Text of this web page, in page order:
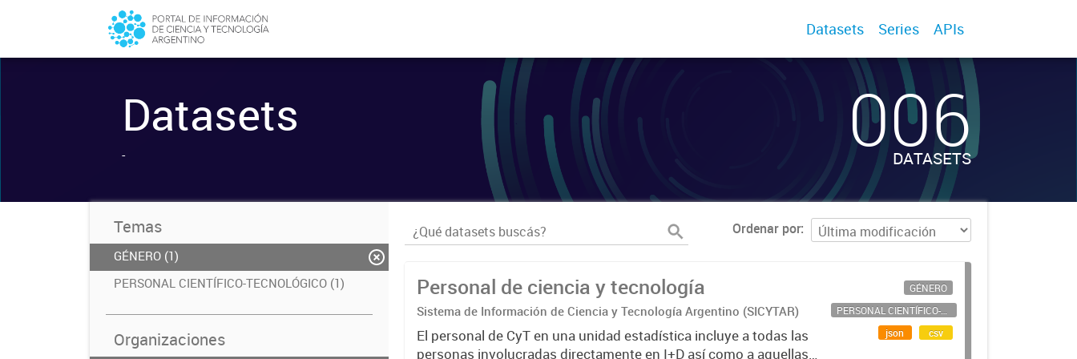
Datasets Series APIs
Datasets
- 006
DATASETS
Temas
GÉNERO (1)
PERSONAL CIENTÍFICO-TECNOLÓGICO (1)
Organizaciones
Ordenar por
Personal de ciencia y tecnología
Sistema de Información de Ciencia y Tecnología Argentino (SICYTAR)
El personal de CyT en una unidad estadística incluye a todas las
personas involucradas directamente en I+D así como a aquellas
GÉNERO
PERSONAL CIENTÍFICO-TECNOLÓGICO
json
csv